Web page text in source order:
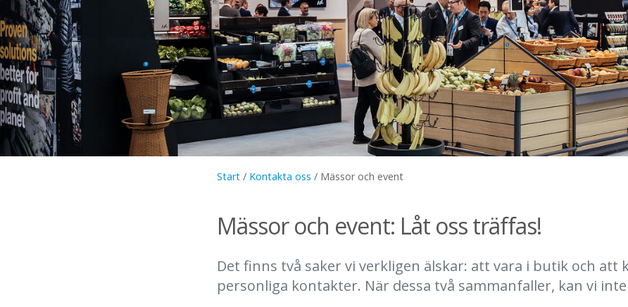
Start/ Kontakta oss / Mässor och event
Mässor och event: Låt oss träffas!
Det finns två saker vi verkligen älskar: att vara i butik och att
personliga kontakter. När dessa två sammanfaller, kan vi